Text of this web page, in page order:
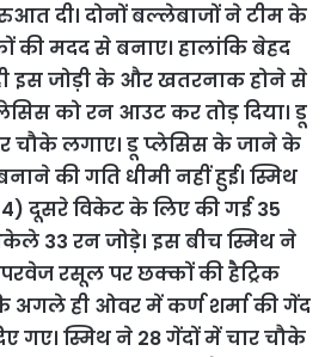
दी। दोनों बल्लेबाजों ने टीम के
की मदद से बनाए। हालांकि बेहद
इस जोड़ी के और खतरनाक होने से
को रन आउट कर तोड़ दिया। डू
चौके लगाए। डू प्लेसिस के जाने के
की गति धीमी नहीं हुई। स्मिथ
दूसरे विकेट के लिए की गई 35
33 रन जोड़े। इस बीच स्मिथ ने
रसूल पर छक्कों की हैट्रिक
अगले ही ओवर में कर्ण शर्मा की गेंद
गए। स्मिथ ने 28 गेंदों में चार चौके